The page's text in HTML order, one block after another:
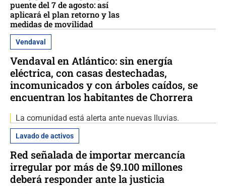
puente del 7 de agosto: así
aplicará el plan retorno y las
medidas de movilidad
Vendaval
Vendaval en Atlántico: sin energía
eléctrica, con casas destechadas,
incomunicados y con árboles caídos, se
encuentran los habitantes de Chorrera
La comunidad está alerta ante nuevas lluvias.
Lavado de activos
Red señalada de importar mercancía
irregular por más de $9.100 millones
deberá responder ante la justicia